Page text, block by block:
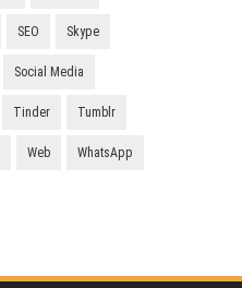
SEO Skype
Social Media
Tinder Tumblr
Web WhatsApp